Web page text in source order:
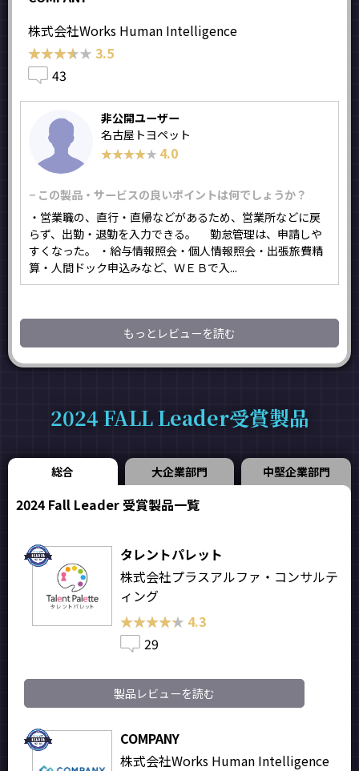
株式会社Works Human Intelligence
★★★★★
★★★★★ 3.5
43
非公開ユーザー
名古屋トヨペット
★★★★★
★★★★★ 4.0
− この製品・サービスの良いポイントは何でしょうか？
・営業職の、直行・直帰などがあるため、営業所などに戻
らず、出勤・退勤を入力できる。 勤怠管理は、申請しや
すくなった。 ・給与情報照会・個人情報照会・出張旅費精
算・人間ドック申込みなど、ＷＥＢで入...
もっとレビューを読む
2024 FALL Leader受賞製品
総合 大企業部門 中堅企業部門
2024 Fall Leader 受賞製品一覧
タレントパレット
株式会社プラスアルファ・コンサルテ
ィング
★★★★★
★★★★★ 4.3
29
製品レビューを読む
COMPANY
株式会社Works Human Intelligence